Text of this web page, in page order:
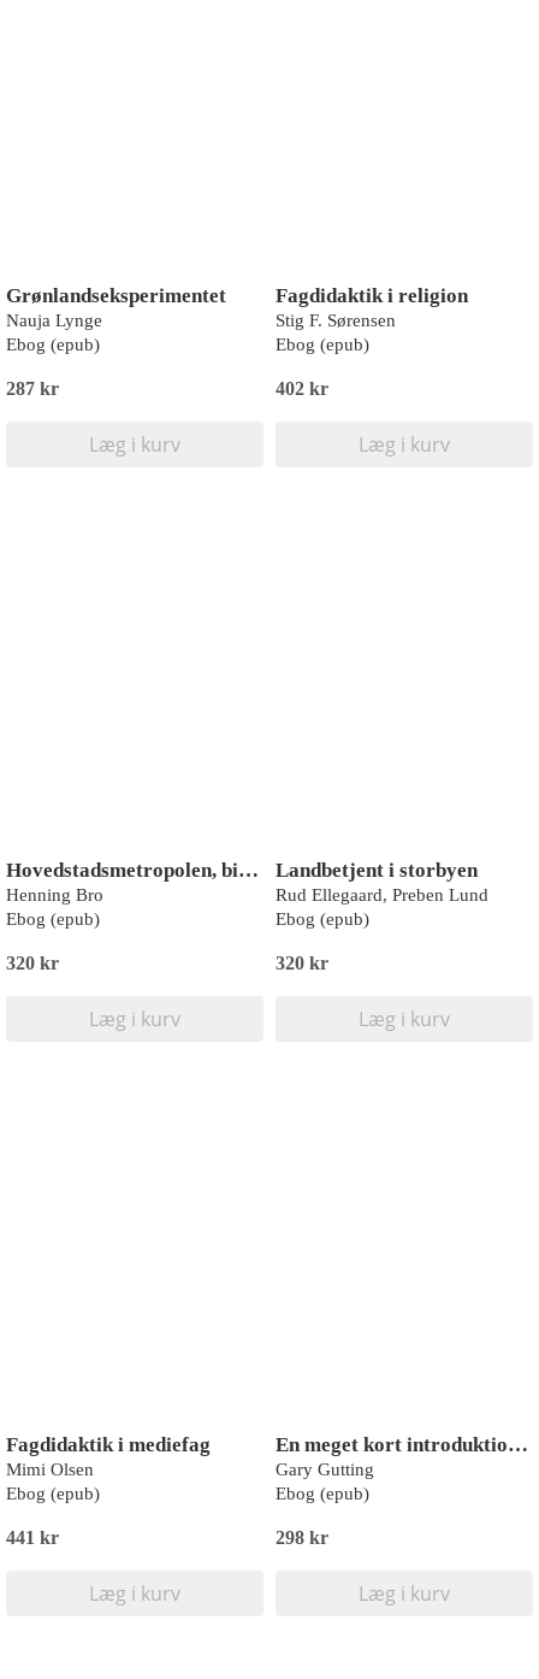
Grønlandseksperimentet
Nauja Lynge
Ebog (epub)
287 kr
Læg i kurv
Fagdidaktik i religion
Stig F. Sørensen
Ebog (epub)
402 kr
Læg i kurv
Hovedstadsmetropolen, bind 3
Henning Bro
Ebog (epub)
320 kr
Læg i kurv
Landbetjent i storbyen
Rud Ellegaard, Preben Lund
Ebog (epub)
320 kr
Læg i kurv
Fagdidaktik i mediefag
Mimi Olsen
Ebog (epub)
441 kr
Læg i kurv
En meget kort introduktion til Foucault
Gary Gutting
Ebog (epub)
298 kr
Læg i kurv